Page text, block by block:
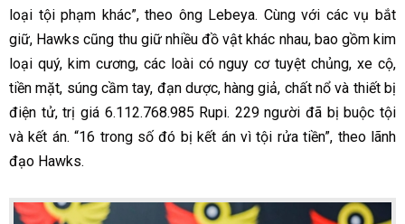
loại tội phạm khác”, theo ông Lebeya. Cùng với các vụ bắt
giữ, Hawks cũng thu giữ nhiều đồ vật khác nhau, bao gồm kim
loại quý, kim cương, các loài có nguy cơ tuyệt chủng, xe cộ,
tiền mặt, súng cầm tay, đạn dược, hàng giả, chất nổ và thiết bị
điện tử, trị giá 6.112.768.985 Rupi. 229 người đã bị buộc tội
và kết án. “16 trong số đó bị kết án vì tội rửa tiền”, theo lãnh
đạo Hawks.